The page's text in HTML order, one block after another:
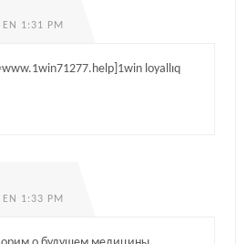
1:31 PM
loyallıq
1:33 PM